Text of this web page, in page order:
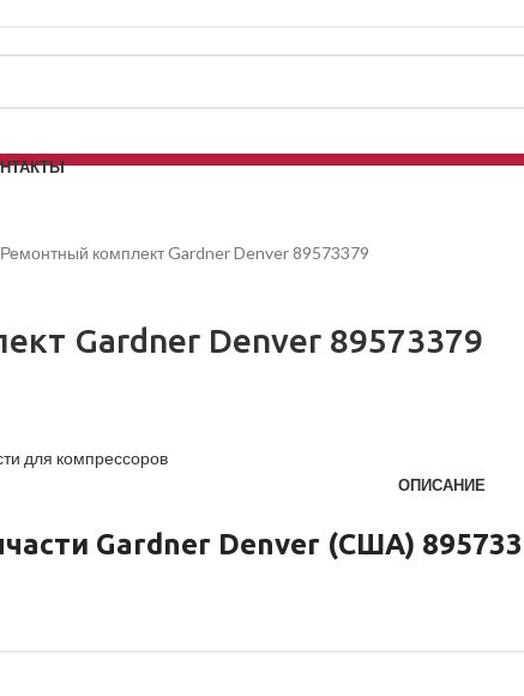
Ремонтный комплект Gardner Denver 89573379
Gardner Denver 89573379
для компрессоров
ОПИСАНИЕ
Gardner Denver (США)